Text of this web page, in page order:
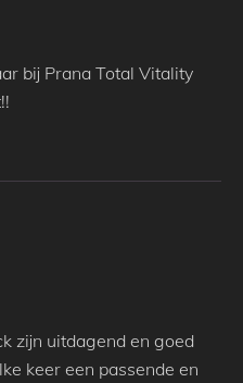
bij Prana Total Vitality
zijn uitdagend en goed
keer een passende en